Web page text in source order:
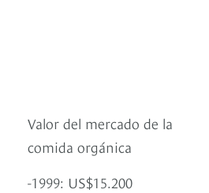
Valor del mercado de la
comida orgánica
-1999: US$15.200